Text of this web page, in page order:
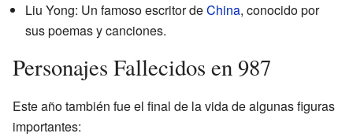
Liu Yong: Un famoso escritor deChina, conocido por
sus poemas y canciones.
Personajes Fallecidos en 987
Este año también fue el final de la vida de algunas figuras
importantes: